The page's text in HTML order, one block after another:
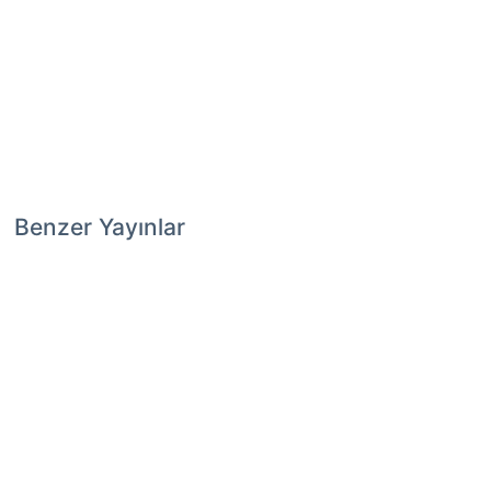
Benzer Yayınlar